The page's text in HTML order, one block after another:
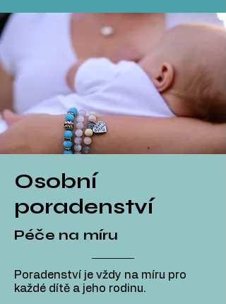
Osobní
poradenství
Péče na míru
Poradenství je vždy na míru pro
každé dítě a jeho rodinu.